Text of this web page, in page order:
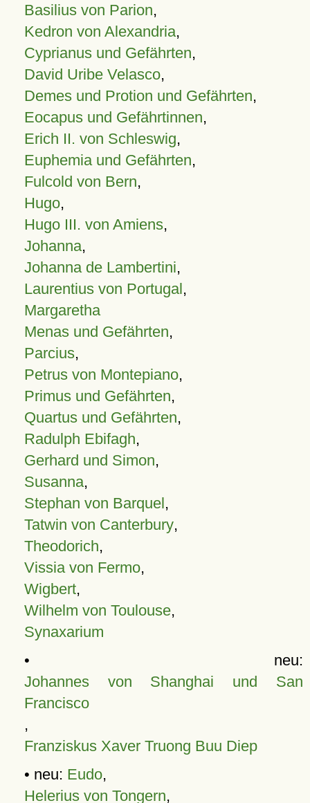
Basilius von Parion,
Kedron von Alexandria,
Cyprianus und Gefährten,
David Uribe Velasco,
Demes und Protion und Gefährten,
Eocapus und Gefährtinnen,
Erich II. von Schleswig,
Euphemia und Gefährten,
Fulcold von Bern,
Hugo,
Hugo III. von Amiens,
Johanna,
Johanna de Lambertini,
Laurentius von Portugal,
Margaretha
Menas und Gefährten,
Parcius,
Petrus von Montepiano,
Primus und Gefährten,
Quartus und Gefährten,
Radulph Ebifagh,
Gerhard und Simon,
Susanna,
Stephan von Barquel,
Tatwin von Canterbury,
Theodorich,
Vissia von Fermo,
Wigbert,
Wilhelm von Toulouse,
Synaxarium
• neu:
Johannes von Shanghai und San
Francisco
,
Franziskus Xaver Truong Buu Diep
• neu: Eudo,
Helerius von Tongern,